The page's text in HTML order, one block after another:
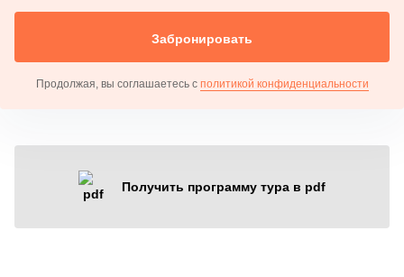
Забронировать
Продолжая, вы соглашаетесь с политикой конфиденциальности
Получить программу тура в pdf